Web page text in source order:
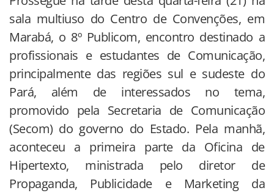
sala multiuso do Centro de Convenções, em
Marabá, o 8º Publicom, encontro destinado a
profissionais e estudantes de Comunicação,
principalmente das regiões sul e sudeste do
Pará, além de interessados no tema,
promovido pela Secretaria de Comunicação
(Secom) do governo do Estado. Pela manhã,
aconteceu a primeira parte da Oficina de
Hipertexto, ministrada pelo diretor de
Propaganda, Publicidade e Marketing da